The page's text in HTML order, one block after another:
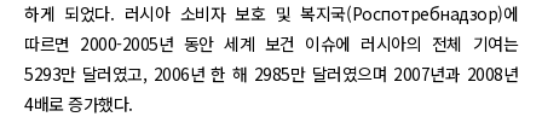
하게 되었다. 러시아 소비자 보호 및 복지국(Роспотребнадзор)에
따르면 2000-2005년 동안 세계 보건 이슈에 러시아의 전체 기여는
5293만 달러였고, 2006년 한 해 2985만 달러였으며 2007년과 2008년
4배로 증가했다.